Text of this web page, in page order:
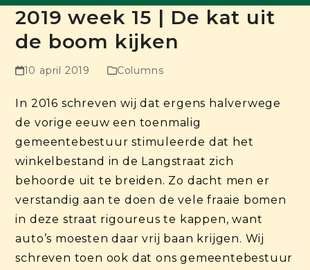
2019 week 15 | De kat uit
de boom kijken
10 april 2019 Columns
In 2016 schreven wij dat ergens halverwege
de vorige eeuw een toenmalig
gemeentebestuur stimuleerde dat het
winkelbestand in de Langstraat zich
behoorde uit te breiden. Zo dacht men er
verstandig aan te doen de vele fraaie bomen
in deze straat rigoureus te kappen, want
auto’s moesten daar vrij baan krijgen. Wij
schreven toen ook dat ons gemeentebestuur